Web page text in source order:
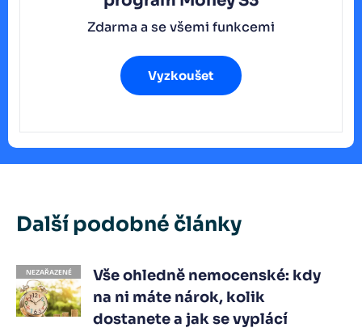
Zdarma a se všemi funkcemi
Vyzkoušet
Další podobné články
NEZAŘAZENÉ
Vše ohledně nemocenské: kdy
na ni máte nárok, kolik
dostanete a jak se vyplácí